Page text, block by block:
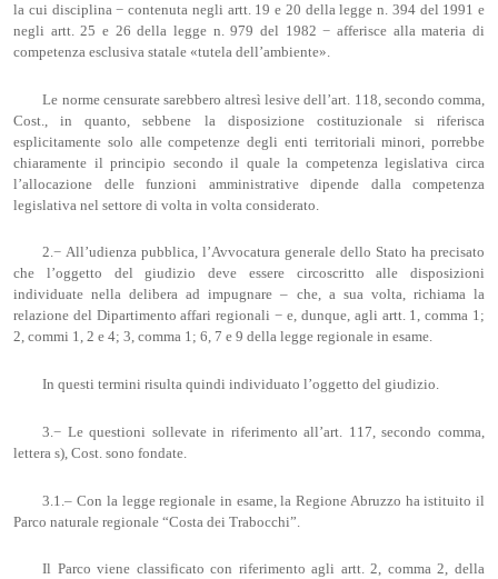
la cui disciplina − contenuta negli artt. 19 e 20 della legge n. 394 del 1991 e
negli artt. 25 e 26 della legge n. 979 del 1982 − afferisce alla materia di
competenza esclusiva statale «tutela dell’ambiente».
Le norme censurate sarebbero altresì lesive dell’art. 118, secondo comma,
Cost., in quanto, sebbene la disposizione costituzionale si riferisca
esplicitamente solo alle competenze degli enti territoriali minori, porrebbe
chiaramente il principio secondo il quale la competenza legislativa circa
l’allocazione delle funzioni amministrative dipende dalla competenza
legislativa nel settore di volta in volta considerato.
2.− All’udienza pubblica, l’Avvocatura generale dello Stato ha precisato
che l’oggetto del giudizio deve essere circoscritto alle disposizioni
individuate nella delibera ad impugnare – che, a sua volta, richiama la
relazione del Dipartimento affari regionali − e, dunque, agli artt. 1, comma 1;
2, commi 1, 2 e 4; 3, comma 1; 6, 7 e 9 della legge regionale in esame.
In questi termini risulta quindi individuato l’oggetto del giudizio.
3.− Le questioni sollevate in riferimento all’art. 117, secondo comma,
lettera s), Cost. sono fondate.
3.1.– Con la legge regionale in esame, la Regione Abruzzo ha istituito il
Parco naturale regionale “Costa dei Trabocchi”.
Il Parco viene classificato con riferimento agli artt. 2, comma 2, della